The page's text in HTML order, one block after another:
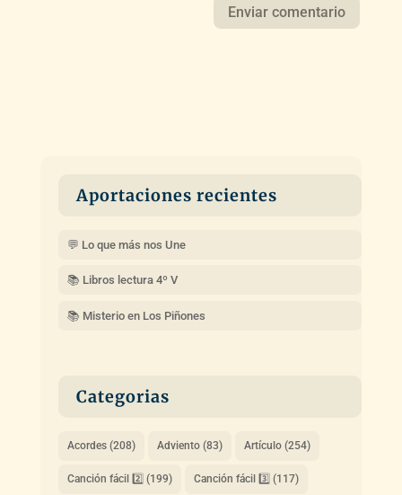
Aportaciones recientes
💬 Lo que más nos Une
📚 Libros lectura 4º V
📚 Misterio en Los Piñones
Categorias
Acordes(208) Adviento(83) Artículo(254)
Canción fácil 2️⃣ (199) Canción fácil 3️⃣ (117)